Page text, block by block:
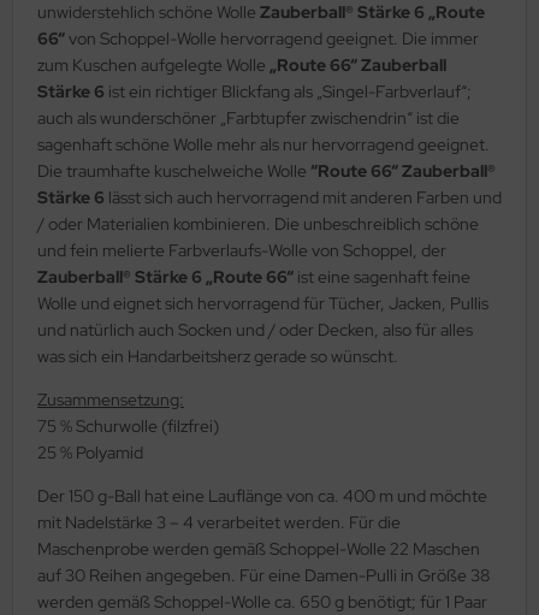
unwiderstehlich schöne Wolle Zauberball® Stärke 6 „Route
66“von Schoppel-Wolle hervorragend geeignet. Die immer
zum Kuschen aufgelegte Wolle „Route 66“ Zauberball
Stärke 6 ist ein richtiger Blickfang als „Singel-Farbverlauf“;
auch als wunderschöner „Farbtupfer zwischendrin“ ist die
sagenhaft schöne Wolle mehr als nur hervorragend geeignet.
Die traumhafte kuschelweiche Wolle “Route 66“ Zauberball®
Stärke 6 lässt sich auch hervorragend mit anderen Farben und
/ oder Materialien kombinieren. Die unbeschreiblich schöne
und fein melierte Farbverlaufs-Wolle von Schoppel, der
Zauberball® Stärke 6 „Route 66“ ist eine sagenhaft feine
Wolle und eignet sich hervorragend für Tücher, Jacken, Pullis
und natürlich auch Socken und / oder Decken, also für alles
was sich ein Handarbeitsherz gerade so wünscht.
Zusammensetzung:
75 % Schurwolle (filzfrei)
25 % Polyamid
Der 150 g-Ball hat eine Lauflänge von ca. 400 m und möchte
mit Nadelstärke 3 – 4 verarbeitet werden. Für die
Maschenprobe werden gemäß Schoppel-Wolle 22 Maschen
auf 30 Reihen angegeben. Für eine Damen-Pulli in Größe 38
werden gemäß Schoppel-Wolle ca. 650 g benötigt; für 1 Paar